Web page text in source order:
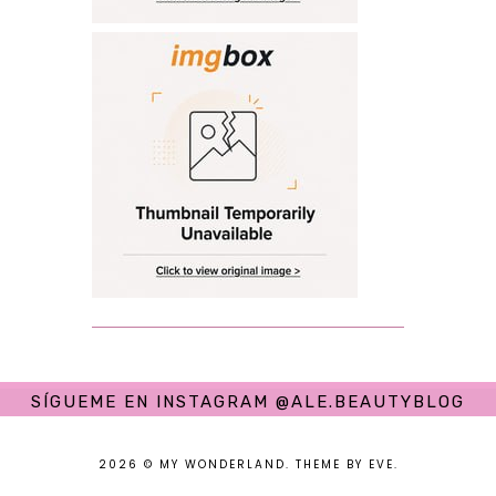
SÍGUEME EN INSTAGRAM @ALE.BEAUTYBLOG
2026 © MY WONDERLAND. THEME BY EVE.